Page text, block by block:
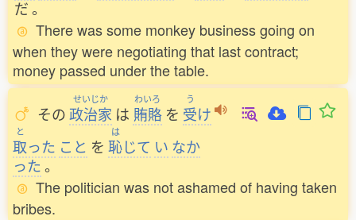
だ。
There was some monkey business going on
when they were negotiating that last contract;
money passed under the table.
その
せいじか
政治家 は
わいろ
賄賂 を
う
受け
と
取った こと を
は
恥じて い なか
った。
The politician was not ashamed of having taken
bribes.